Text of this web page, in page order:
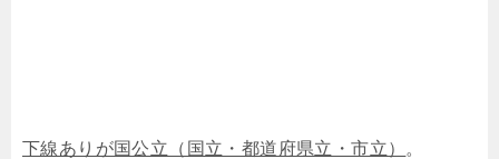
下線ありが国公立（国立・都道府県立・市立） 。